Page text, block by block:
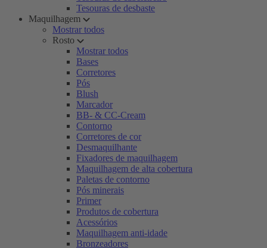
Tesouras de desbaste
Maquilhagem
Mostrar todos
Rosto
Mostrar todos
Bases
Corretores
Pós
Blush
Marcador
BB- & CC-Cream
Contorno
Corretores de cor
Desmaquilhante
Fixadores de maquilhagem
Maquilhagem de alta cobertura
Paletas de contorno
Pós minerais
Primer
Produtos de cobertura
Acessórios
Maquilhagem anti-idade
Bronzeadores